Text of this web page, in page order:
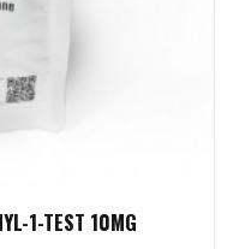
1-TEST 10MG